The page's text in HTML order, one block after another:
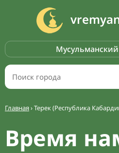
Главная›Терек (Республика
Время